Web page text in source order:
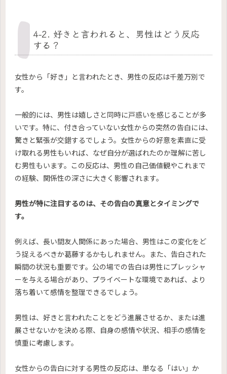
4-2. 好きと言われると、男性はどう反応
する？
女性から「好き」と言われたとき、男性の反応は千差万別で
す。
一般的には、男性は嬉しさと同時に戸惑いを感じることが多
いです。特に、付き合っていない女性からの突然の告白には、
驚きと緊張が交錯するでしょう。女性からの好意を素直に受
け取れる男性もいれば、なぜ自分が選ばれたのか理解に苦し
む男性もいます。この反応は、男性の自己価値観やこれまで
の経験、関係性の深さに大きく影響されます。
男性が特に注目するのは、その告白の真意とタイミングで
す。
例えば、長い間友人関係にあった場合、男性はこの変化をど
う捉えるべきか葛藤するかもしれません。また、告白された
瞬間の状況も重要です。公の場での告白は男性にプレッシャ
ーを与える場合があり、プライベートな環境であれば、より
落ち着いて感情を整理できるでしょう。
男性は、好きと言われたことをどう進展させるか、または進
展させないかを決める際、自身の感情や状況、相手の感情を
慎重に考慮します。
女性からの告白に対する男性の反応は、単なる「はい」か